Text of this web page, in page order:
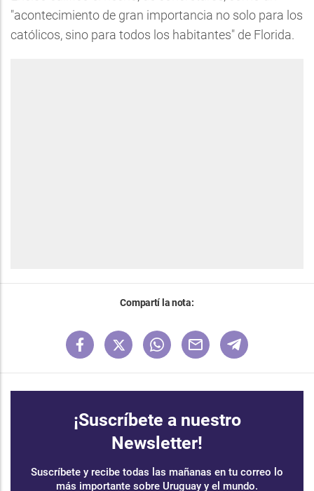
"acontecimiento de gran importancia no solo para los
católicos, sino para todos los habitantes" de Florida.
Compartí la nota:
¡Suscríbete a nuestro
Newsletter!
Suscríbete y recibe todas las mañanas en tu correo lo
más importante sobre Uruguay y el mundo.